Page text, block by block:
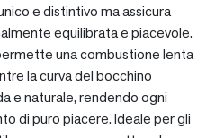
e distintivo ma assicura
equilibrata e piacevole.
una combustione lenta
la curva del bocchino
e naturale, rendendo ogni
di puro piacere. Ideale per gli